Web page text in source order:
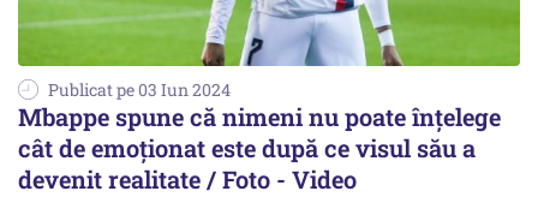
Publicat pe 03 Iun 2024
Mbappe spune că nimeni nu poate înțelege
cât de emoționat este după ce visul său a
devenit realitate / Foto - Video